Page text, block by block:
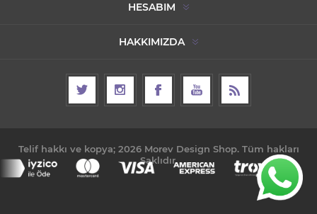
HESABIM
HAKKIMIZDA
Telif hakkı ve kopya; 2026 Morev Design Shop. Tüm hakları
Saklıdır.